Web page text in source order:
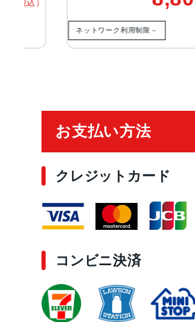
ネットワーク利用制限－
お支払い方法
クレジットカード
コンビニ決済